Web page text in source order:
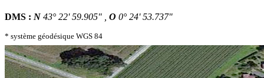
DMS : N 43° 22' 59.905" , O 0° 24' 53.737"
* système géodésique WGS 84